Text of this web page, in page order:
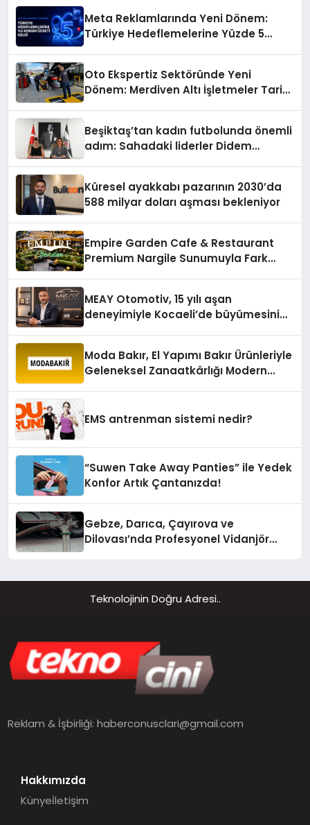
Meta Reklamlarında Yeni Dönem:
Türkiye Hedeflemelerine Yüzde 5
Oto Ekspertiz Sektöründe Yeni
Dönem: Merdiven Altı İşletmeler Tarih
Beşiktaş’tan kadın futbolunda önemli
adım: Sahadaki liderler Didem
Küresel ayakkabı pazarının 2030’da
588 milyar doları aşması bekleniyor
Empire Garden Cafe & Restaurant
Premium Nargile Sunumuyla Fark
MEAY Otomotiv, 15 yılı aşan
deneyimiyle Kocaeli’de büyümesini
Moda Bakır, El Yapımı Bakır Ürünleriyle
Geleneksel Zanaatkârlığı Modern
EMS antrenman sistemi nedir?
“Suwen Take Away Panties” ile Yedek
Konfor Artık Çantanızda!
Gebze, Darıca, Çayırova ve
Dilovası’nda Profesyonel Vidanjör
Teknolojinin Doğru Adresi..
Reklam & İşbirliği:haberconusclari@gmail.com
Hakkımızda
Künyeİletişim